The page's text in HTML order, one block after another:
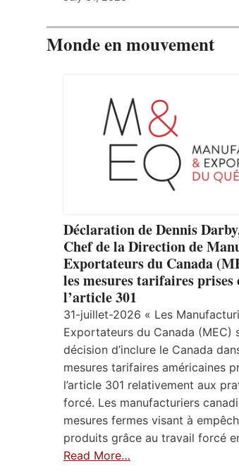
Monde en mouvement
Déclaration de Dennis
Chef de la Direction de
Exportateurs du Canada
les mesures tarifaires prises
l’article 301
31-juillet-2026 « Les
Exportateurs du Canada (MEC)
décision d’inclure le Canada
mesures tarifaires américaines
l’article 301 relativement aux
forcé. Les manufacturiers
mesures fermes visant à
produits grâce au travail forcé
Read More…